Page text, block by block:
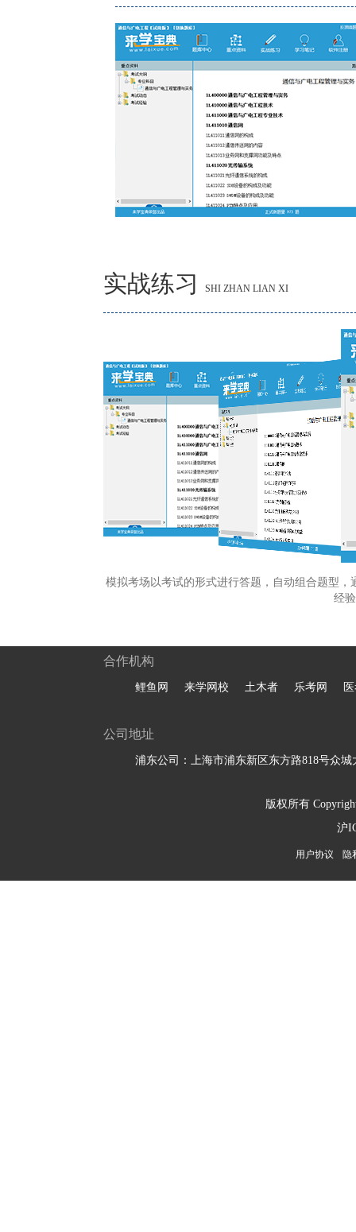
实战练习 SHI ZHAN LIAN XI
模拟考场以考试的形式进行答题，自动组合题型
经
合作机构
鲤鱼网 来学网校 土木者 乐考网
公司地址
浦东公司：上海市浦东新区东方路818号众城
版权所有
沪
用户协议 隐